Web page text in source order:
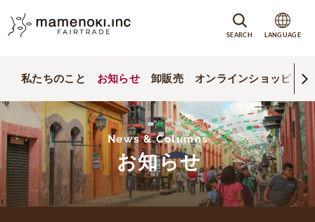
SEARCH LANGUAGE
私たちのこと お知らせ 卸販売 オンラインショッピング
News & Columns
お知らせ